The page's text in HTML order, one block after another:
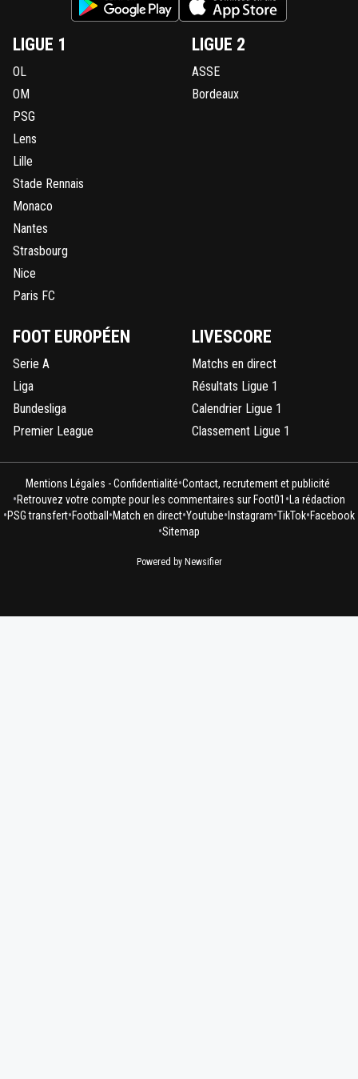
LIGUE 1
OL
OM
PSG
Lens
Lille
Stade Rennais
Monaco
Nantes
Strasbourg
Nice
Paris FC
LIGUE 2
ASSE
Bordeaux
FOOT EUROPÉEN
Serie A
Liga
Bundesliga
Premier League
LIVESCORE
Matchs en direct
Résultats Ligue 1
Calendrier Ligue 1
Classement Ligue 1
Mentions Légales - Confidentialité•Contact, recrutement et publicité
•Retrouvez votre compte pour les commentaires sur Foot01 • La rédaction
•PSG transfert•Football •Match en direct•Youtube• Instagram•TikTok•Facebook
•Sitemap
Powered by Newsifier